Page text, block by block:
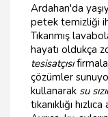
Ardahan'da
petek temizliği
Tıkanmış
hayatı oldukça
tesisatçısı
çözümler
kullanarak su
tıkanıklığı